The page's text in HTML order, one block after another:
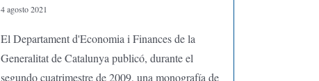
4 agosto 2021
El Departament d'Economia i Finances de la
Generalitat de Catalunya publicó, durante el
segundo cuatrimestre de 2009, una monografía de